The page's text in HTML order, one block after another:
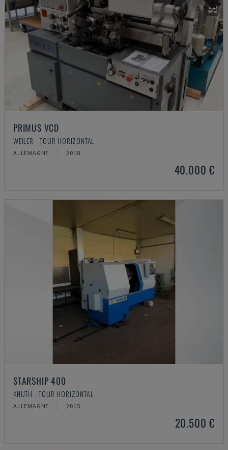
PRIMUS VCD
WEILER - TOUR HORIZONTAL
ALLEMAGNE 2018
40.000 €
STARSHIP 400
KNUTH - TOUR HORIZONTAL
ALLEMAGNE 2015
20.500 €